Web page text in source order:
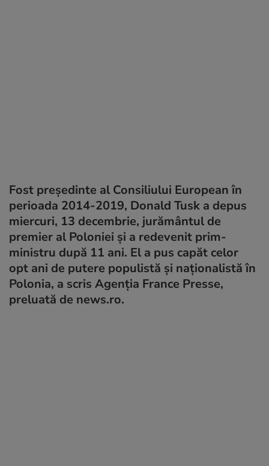
Fost președinte al Consiliului European în
perioada 2014-2019, Donald Tusk a depus
miercuri, 13 decembrie, jurământul de
premier al Poloniei şi a redevenit prim-
ministru după 11 ani. El a pus capăt celor
opt ani de putere populistă şi naţionalistă în
Polonia, a scris Agenția France Presse,
preluată de news.ro.